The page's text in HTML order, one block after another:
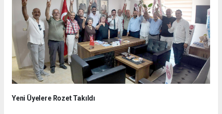
Yeni Üyelere Rozet Takıldı